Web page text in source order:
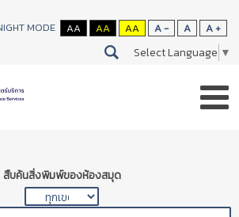
MODE AA AA AA A - A A +
Select Language ▼
สืบค้นสิ่งพิมพ์ของห้องสมุด